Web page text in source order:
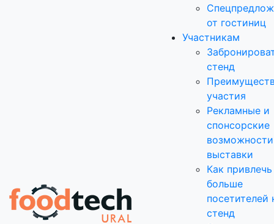
от гостиниц
Участникам
стенд
участия
Рекламные и
спонсорские
возможности
выставки
Как привлечь
больше
посетителей
стенд